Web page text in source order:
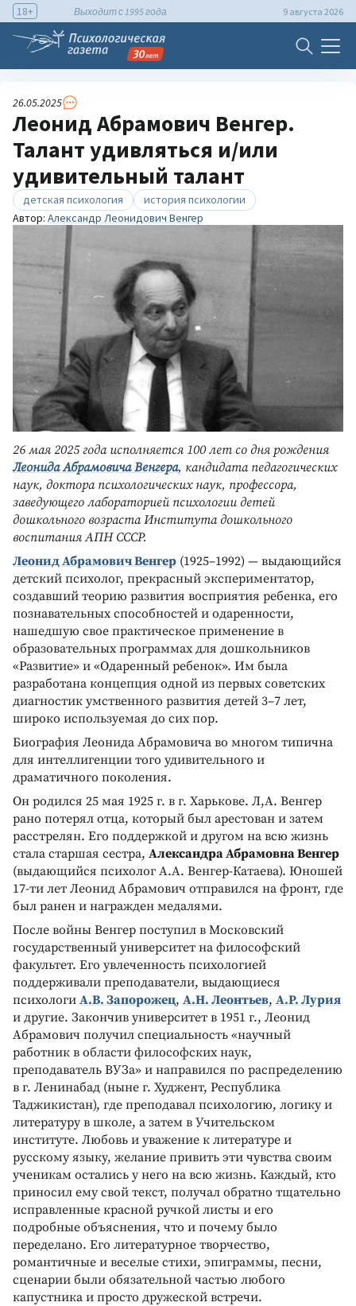
18+ Выходит с 1995 года 9 августа 2026
26.05.2025
Леонид Абрамович Венгер.
Талант удивляться и/или
удивительный талант
детская психология
история психологии
Автор: Александр Леонидович Венгер
26 мая 2025 года исполняется 100 лет со дня рождения
Леонида Абрамовича Венгера, кандидата педагогических
наук, доктора психологических наук, профессора,
заведующего лабораторией психологии детей
дошкольного возраста Института дошкольного
воспитания АПН СССР.
Леонид Абрамович Венгер (1925–1992) — выдающийся
детский психолог, прекрасный экспериментатор,
создавший теорию развития восприятия ребенка, его
познавательных способностей и одаренности,
нашедшую свое практическое применение в
образовательных программах для дошкольников
«Развитие» и «Одаренный ребенок». Им была
разработана концепция одной из первых советских
диагностик умственного развития детей 3–7 лет,
широко используемая до сих пор.
Биография Леонида Абрамовича во многом типична
для интеллигенции того удивительного и
драматичного поколения.
Он родился 25 мая 1925 г. в г. Харькове. Л,А. Венгер
рано потерял отца, который был арестован и затем
расстрелян. Его поддержкой и другом на всю жизнь
стала старшая сестра, Александра Абрамовна Венгер
(выдающийся психолог А.А. Венгер­-Катаева). Юношей
17­-ти лет Леонид Абрамович отправился на фронт, где
был ранен и награжден медалями.
После войны Венгер поступил в Московский
государственный университет на философский
факультет. Его увлеченность психологией
поддерживали преподаватели, выдающиеся
психологи А.В. Запорожец, А.Н. Леонтьев, А.Р. Лурия
и другие. Закончив университет в 1951 г., Леонид
Абрамович получил специальность «научный
работник в области философских наук,
преподаватель ВУЗа» и направился по распределению
в г. Ленинабад (ныне г. Худжент, Республика
Таджикистан), где преподавал психологию, логику и
литературу в школе, а затем в Учительском
институте. Любовь и уважение к литературе и
русскому языку, желание привить эти чувства своим
ученикам остались у него на всю жизнь. Каждый, кто
приносил ему свой текст, получал обратно тщательно
исправленные красной ручкой листы и его
подробные объяснения, что и почему было
переделано. Его литературное творчество,
романтичные и веселые стихи, эпиграммы, песни,
сценарии были обязательной частью любого
капустника и просто дружеской встречи.